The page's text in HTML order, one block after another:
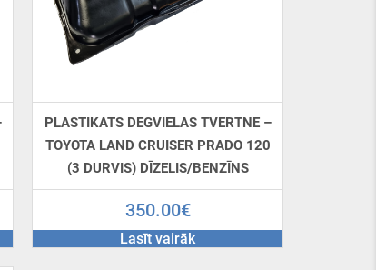
PLASTIKATS DEGVIELAS TVERTNE –
TOYOTA LAND CRUISER PRADO 120
(3 DURVIS) DĪZELIS/BENZĪNS
350.00€
Lasīt vairāk